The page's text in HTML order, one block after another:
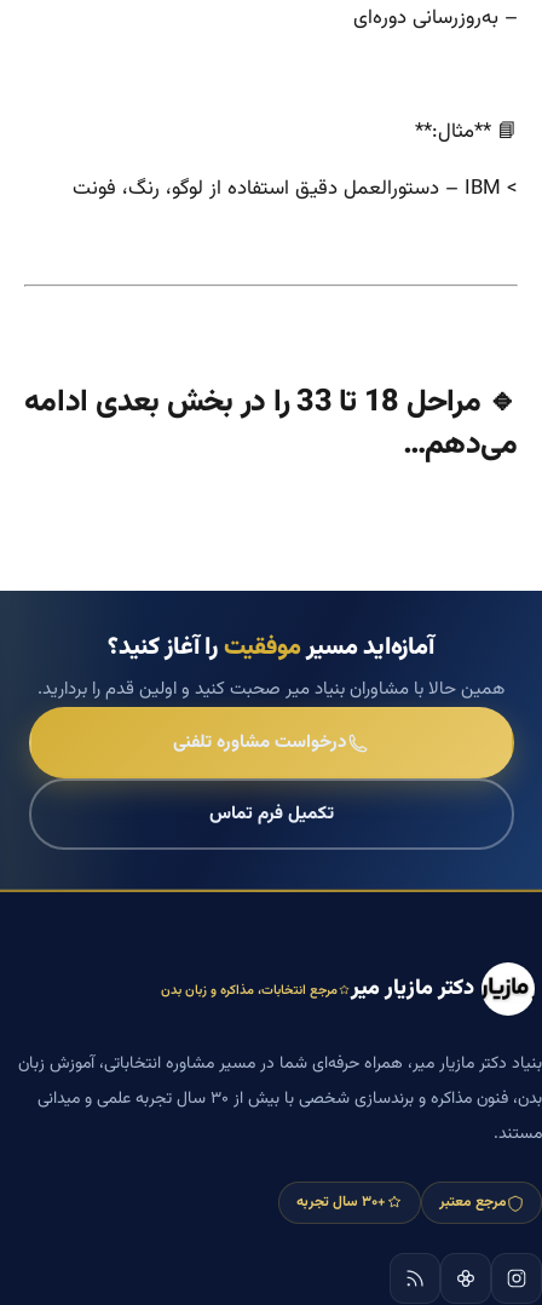
– به‌روزرسانی دوره‌ای
📘 **مثال:**
> IBM – دستورالعمل دقیق استفاده از لوگو، رنگ، فونت
🔹 مراحل 18 تا 33 را در بخش بعدی ادامه
می‌دهم…
آمازه‌اید مسیرموفقیترا آغاز کنید؟
همین حالا با مشاوران بنیاد میر صحبت کنید و اولین قدم را بردارید.
درخواست مشاوره تلفنی
تکمیل فرم تماس
دکتر مازیار میر مرجع انتخابات، مذاکره و زبان بدن
بنیاد دکتر مازیار میر، همراه حرفه‌ای شما در مسیر مشاوره انتخاباتی، آموزش زبان
بدن، فنون مذاکره و برندسازی شخصی با بیش از ۳۰ سال تجربه علمی و میدانی
مستند.
مرجع معتبر +۳۰ سال تجربه